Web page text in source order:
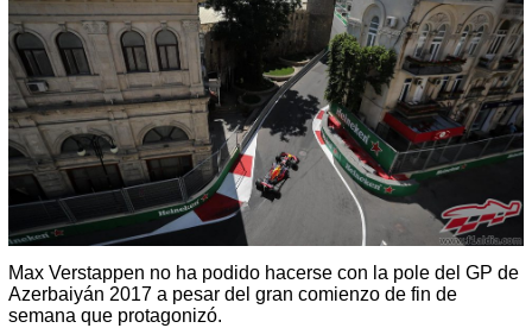
Max Verstappen no ha podido hacerse con la pole del GP de
Azerbaiyán 2017 a pesar del gran comienzo de fin de
semana que protagonizó.